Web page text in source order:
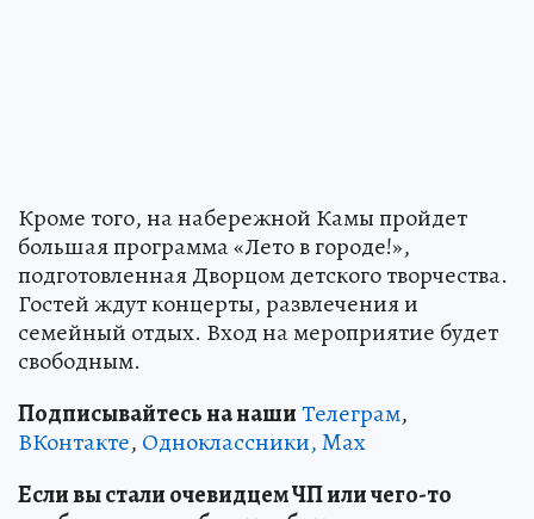
Кроме того, на набережной Камы пройдет
большая программа «Лето в городе!»,
подготовленная Дворцом детского творчества.
Гостей ждут концерты, развлечения и
семейный отдых. Вход на мероприятие будет
свободным.
Подписывайтесь на нашиТелеграм,
ВКонтакте, Одноклассники,Max
Если вы стали очевидцем ЧП или чего-то